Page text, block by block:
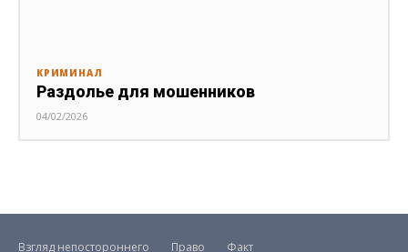
КРИМИНАЛ
Раздолье для мошенников
04/02/2026
Взгляд непостороннего Право Факт